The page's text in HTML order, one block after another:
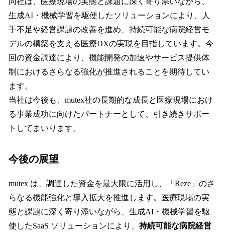
生成AI・機械学習を駆使したソリューションにより、人
手不足や経営課題の改善を進め、持続可能な病院経営モ
デルの構築を支える医療DXの実現を目指しています。今
回の資金調達により、機能開発の加速やサービス提供体
制におけるさらなる強化が推進されることを期待してい
ます。
当社は今後も、mutex社の長期的な成長と医療現場におけ
る事業成功に向けたパートナーとして、引き続きサポー
トしてまいります。
今後の展望
mutex は、調達した資金を最大限に活用し、「Reze」のさ
らなる機能強化と導入拡大を推進します。医療現場の実
態と課題に深く寄り添いながら、生成AI・機械学習を駆
使したSaaS ソリューションにより、 持続可能な病院経営